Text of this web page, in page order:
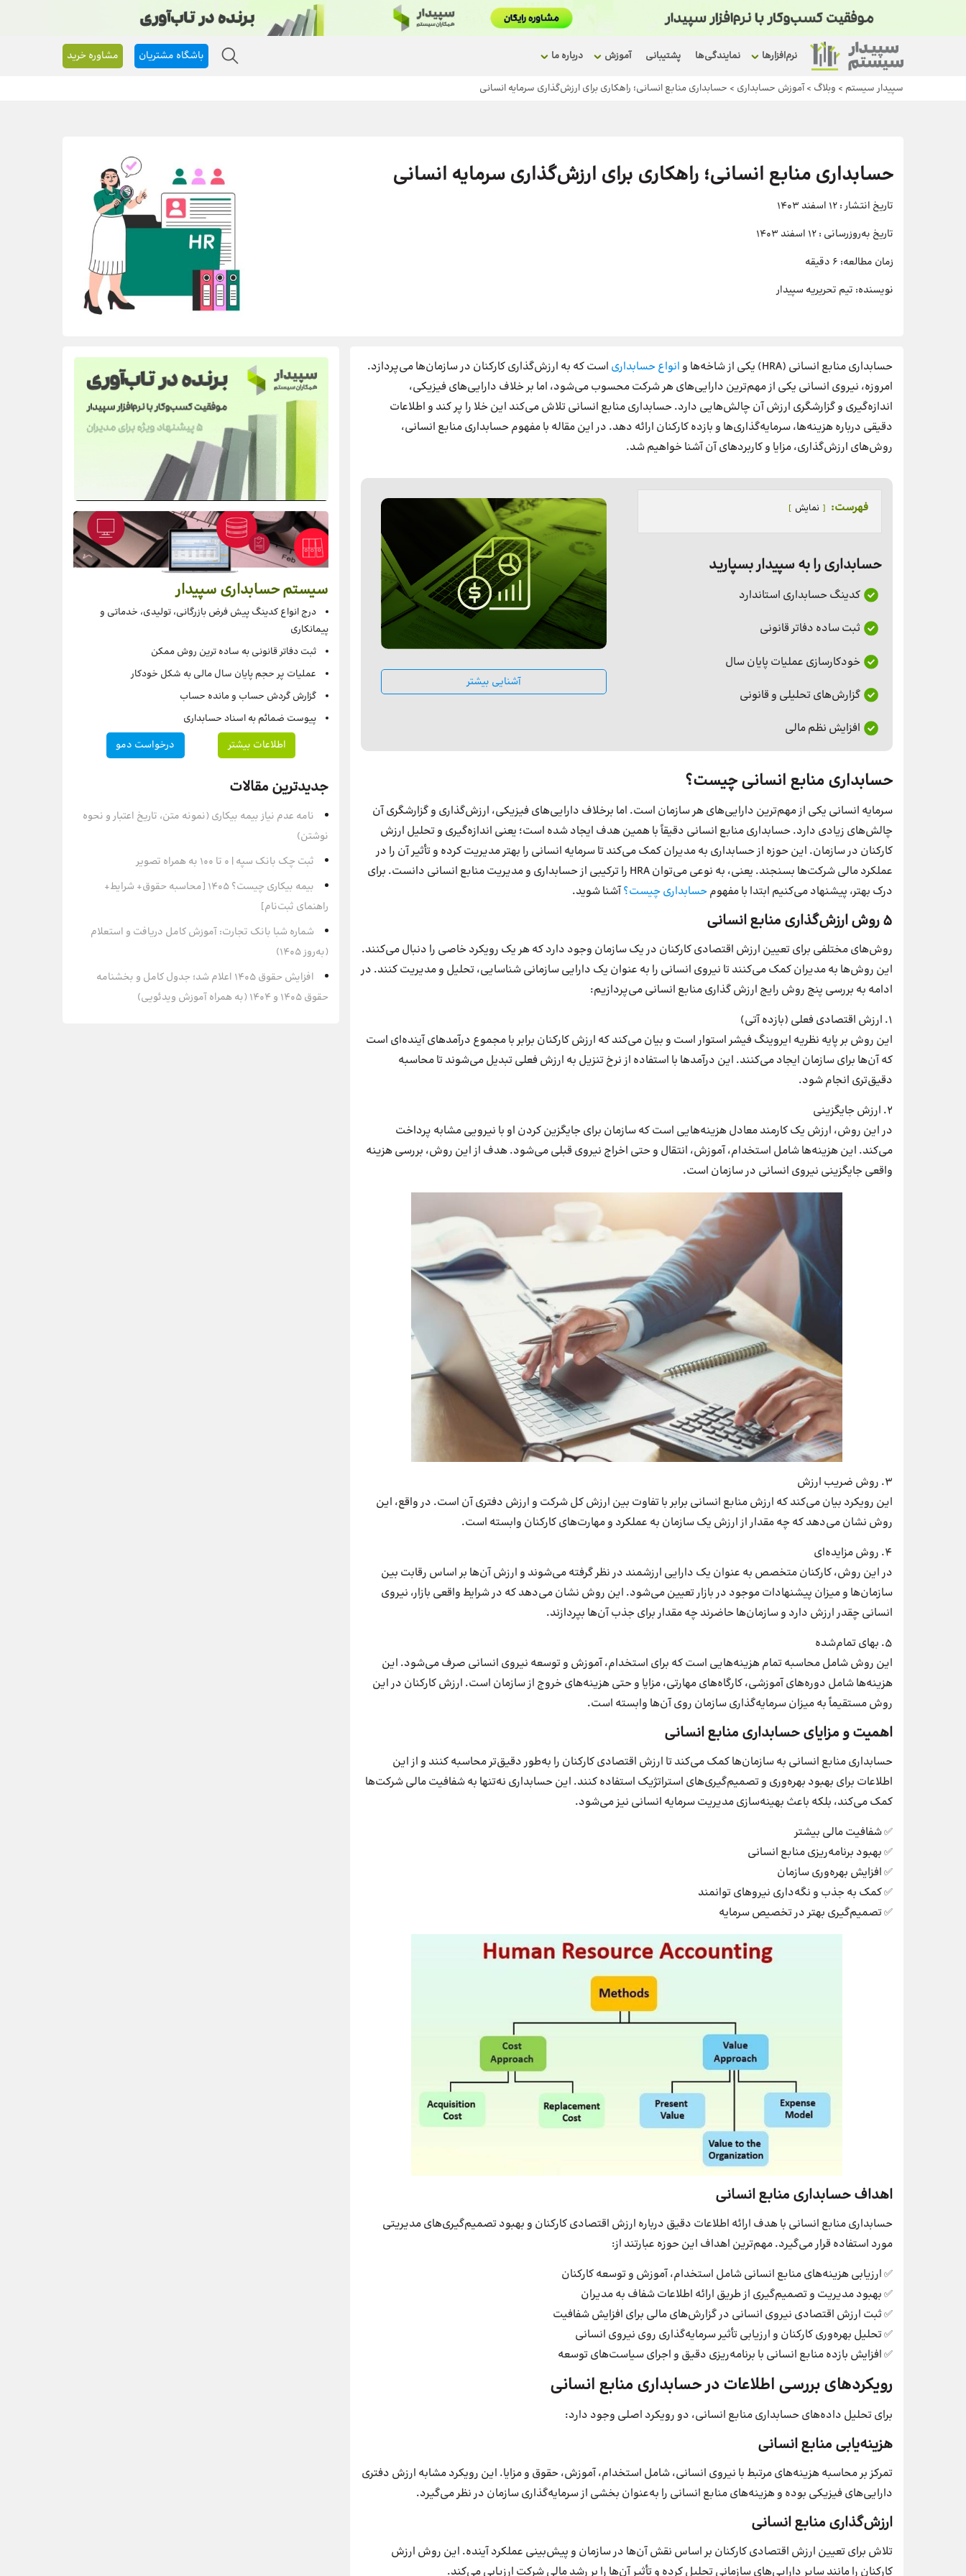
باشگاه مشتریان مشاوره خرید نرم‌افزارها نمایندگی‌ها پشتیبانی آموزش درباره ما
سپیدار سیستم > وبلاگ >آموزش حسابداری > حسابداری منابع انسانی؛ راهکاری برای ارزش‌گذاری سرمایه انسانی
حسابداری منابع انسانی؛ راهکاری برای ارزش‌گذاری سرمایه انسانی
تاریخ انتشار : 12 اسفند 1403
تاریخ به‌روزرسانی : 12 اسفند 1403
زمان مطالعه: 6 دقیقه
نویسنده: تیم تحریریه سپیدار
حسابداری منابع انسانی (HRA) یکی از شاخه‌ها و انواعحسابداری است که به ارزش‌گذاری کارکنان در سازمان‌ها می‌پردازد.
امروزه، نیروی انسانی یکی از مهم‌ترین دارایی‌های هر شرکت محسوب می‌شود، اما بر خلاف دارایی‌های فیزیکی،
اندازه‌گیری و گزارشگری ارزش آن چالش‌هایی دارد. حسابداری منابع انسانی تلاش می‌کند این خلا را پر کند و اطلاعات
دقیقی درباره هزینه‌ها، سرمایه‌گذاری‌ها و بازده کارکنان ارائه دهد. در این مقاله با مفهوم حسابداری منابع انسانی،
روش‌های ارزش‌گذاری، مزایا و کاربردهای آن آشنا خواهیم شد.
فهرست: نمایش
حسابداری را به سپیدار بسپارید
کدینگ حسابداری استاندارد
ثبت ساده دفاتر قانونی
خودکارسازی عملیات پایان سال
گزارش‌های تحلیلی و قانونی
افزایش نظم مالی
آشنایی بیشتر
حسابداری منابع انسانی چیست؟
سرمایه انسانی یکی از مهم‌ترین دارایی‌های هر سازمان است. اما برخلاف دارایی‌های فیزیکی، ارزش‌گذاری و گزارشگری آن
چالش‌های زیادی دارد. حسابداری منابع انسانی دقیقاً با همین هدف ایجاد شده است؛ یعنی اندازه‌گیری و تحلیل ارزش
کارکنان در سازمان. این حوزه از حسابداری به مدیران کمک می‌کند تا سرمایه انسانی را بهتر مدیریت کرده و تأثیر آن را در
عملکرد مالی شرکت‌ها بسنجند. یعنی، به نوعی می‌توان HRA را ترکیبی از حسابداری و مدیریت منابع انسانی دانست. برای
درک بهتر، پیشنهاد می‌کنیم ابتدا با مفهومحسابداریچیست؟آشنا شوید.
۵ روش ارزش‌گذاری منابع انسانی
روش‌های مختلفی برای تعیین ارزش اقتصادی کارکنان در یک سازمان وجود دارد که هر یک رویکرد خاصی را دنبال می‌کنند.
این روش‌ها به مدیران کمک می‌کنند تا نیروی انسانی را به عنوان یک دارایی سازمانی شناسایی، تحلیل و مدیریت کنند. در
ادامه به بررسی پنج روش رایج ارزش گذاری منابع انسانی می‌پردازیم:
۱. ارزش اقتصادی فعلی (بازده آتی)
این روش بر پایه نظریه ایروینگ فیشر استوار است و بیان می‌کند که ارزش کارکنان برابر با مجموع درآمدهای آینده‌ای است
که آن‌ها برای سازمان ایجاد می‌کنند. این درآمدها با استفاده از نرخ تنزیل به ارزش فعلی تبدیل می‌شوند تا محاسبه
دقیق‌تری انجام شود.
۲. ارزش جایگزینی
در این روش، ارزش یک کارمند معادل هزینه‌هایی است که سازمان برای جایگزین کردن او با نیرویی مشابه پرداخت
می‌کند. این هزینه‌ها شامل استخدام، آموزش، انتقال و حتی اخراج نیروی قبلی می‌شود. هدف از این روش، بررسی هزینه
واقعی جایگزینی نیروی انسانی در سازمان است.
۳. روش ضریب ارزش
این رویکرد بیان می‌کند که ارزش منابع انسانی برابر با تفاوت بین ارزش کل شرکت و ارزش دفتری آن است. در واقع، این
روش نشان می‌دهد که چه مقدار از ارزش یک سازمان به عملکرد و مهارت‌های کارکنان وابسته است.
۴. روش مزایده‌ای
در این روش، کارکنان متخصص به عنوان یک دارایی ارزشمند در نظر گرفته می‌شوند و ارزش آن‌ها بر اساس رقابت بین
سازمان‌ها و میزان پیشنهادات موجود در بازار تعیین می‌شود. این روش نشان می‌دهد که در شرایط واقعی بازار، نیروی
انسانی چقدر ارزش دارد و سازمان‌ها حاضرند چه مقدار برای جذب آن‌ها بپردازند.
۵. بهای تمام‌شده
این روش شامل محاسبه تمام هزینه‌هایی است که برای استخدام، آموزش و توسعه نیروی انسانی صرف می‌شود. این
هزینه‌ها شامل دوره‌های آموزشی، کارگاه‌های مهارتی، مزایا و حتی هزینه‌های خروج از سازمان است. ارزش کارکنان در این
روش مستقیماً به میزان سرمایه‌گذاری سازمان روی آن‌ها وابسته است.
اهمیت و مزایای حسابداری منابع انسانی
حسابداری منابع انسانی به سازمان‌ها کمک می‌کند تا ارزش اقتصادی کارکنان را به‌طور دقیق‌تر محاسبه کنند و از این
اطلاعات برای بهبود بهره‌وری و تصمیم‌گیری‌های استراتژیک استفاده کنند. این حسابداری نه‌تنها به شفافیت مالی شرکت‌ها
کمک می‌کند، بلکه باعث بهینه‌سازی مدیریت سرمایه انسانی نیز می‌شود.
✅ شفافیت مالی بیشتر
✅ بهبود برنامه‌ریزی منابع انسانی
✅ افزایش بهره‌وری سازمان
✅ کمک به جذب و نگه‌داری نیروهای توانمند
✅ تصمیم‌گیری بهتر در تخصیص سرمایه
اهداف حسابداری منابع انسانی
حسابداری منابع انسانی با هدف ارائه اطلاعات دقیق درباره ارزش اقتصادی کارکنان و بهبود تصمیم‌گیری‌های مدیریتی
مورد استفاده قرار می‌گیرد. مهم‌ترین اهداف این حوزه عبارتند از:
✅ ارزیابی هزینه‌های منابع انسانی شامل استخدام، آموزش و توسعه کارکنان
✅ بهبود مدیریت و تصمیم‌گیری از طریق ارائه اطلاعات شفاف به مدیران
✅ ثبت ارزش اقتصادی نیروی انسانی در گزارش‌های مالی برای افزایش شفافیت
✅ تحلیل بهره‌وری کارکنان و ارزیابی تأثیر سرمایه‌گذاری روی نیروی انسانی
✅ افزایش بازده منابع انسانی با برنامه‌ریزی دقیق و اجرای سیاست‌های توسعه
رویکردهای بررسی اطلاعات در حسابداری منابع انسانی
برای تحلیل داده‌های حسابداری منابع انسانی، دو رویکرد اصلی وجود دارد:
هزینه‌یابی منابع انسانی
تمرکز بر محاسبه هزینه‌های مرتبط با نیروی انسانی، شامل استخدام، آموزش، حقوق و مزایا. این رویکرد مشابه ارزش دفتری
دارایی‌های فیزیکی بوده و هزینه‌های منابع انسانی را به‌عنوان بخشی از سرمایه‌گذاری سازمان در نظر می‌گیرد.
ارزش‌گذاری منابع انسانی
تلاش برای تعیین ارزش اقتصادی کارکنان بر اساس نقش آن‌ها در سازمان و پیش‌بینی عملکرد آینده. این روش ارزش
کارکنان را مانند سایر دارایی‌های سازمانی تحلیل کرده و تأثیر آن‌ها را بر رشد مالی شرکت ارزیابی می‌کند.
سیستم حسابداری سپیدار
درج انواع کدینگ پیش فرض بازرگانی، تولیدی، خدماتی و
پیمانکاری
ثبت دفاتر قانونی به ساده ترین روش ممکن
عملیات پر حجم پایان سال مالی به شکل خودکار
گزارش گردش حساب و مانده حساب
پیوست ضمائم به اسناد حسابداری
اطلاعات بیشتر
درخواست دمو
جدیدترین مقالات
نامه عدم نیاز بیمه بیکاری (نمونه متن، تاریخ اعتبار و نحوه
نوشتن)
ثبت چک بانک سپه | ۰ تا ۱۰۰ به همراه تصویر
بیمه بیکاری چیست؟ 1405 [محاسبه حقوق+ شرایط+
راهنمای ثبت‌نام]
شماره شبا بانک تجارت: آموزش کامل دریافت و استعلام
(به‌روز ۱۴۰۵)
افزایش حقوق 1405 اعلام شد؛ جدول کامل و بخشنامه
حقوق 1405 و 1404 (به همراه آموزش ویدئویی)